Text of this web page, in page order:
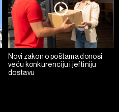
Novi zakon o poštama donosi
veću konkurenciju i jeftiniju
dostavu